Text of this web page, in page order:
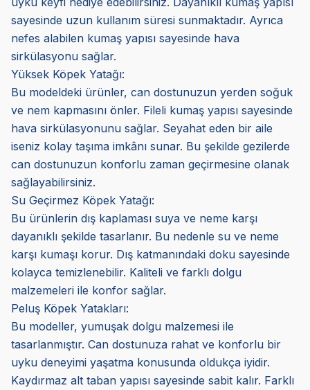
sayesinde uzun kullanım süresi sunmaktadır. Ayrıca
nefes alabilen kumaş yapısı sayesinde hava
sirkülasyonu sağlar.
Yüksek Köpek Yatağı:
Bu modeldeki ürünler, can dostunuzun yerden soğuk
ve nem kapmasını önler. Fileli kumaş yapısı sayesinde
hava sirkülasyonunu sağlar. Seyahat eden bir aile
iseniz kolay taşıma imkânı sunar. Bu şekilde gezilerde
can dostunuzun konforlu zaman geçirmesine olanak
sağlayabilirsiniz.
Su Geçirmez Köpek Yatağı:
Bu ürünlerin dış kaplaması suya ve neme karşı
dayanıklı şekilde tasarlanır. Bu nedenle su ve neme
karşı kumaşı korur. Dış katmanındaki doku sayesinde
kolayca temizlenebilir. Kaliteli ve farklı dolgu
malzemeleri ile konfor sağlar.
Peluş Köpek Yatakları:
Bu modeller, yumuşak dolgu malzemesi ile
tasarlanmıştır. Can dostunuza rahat ve konforlu bir
uyku deneyimi yaşatma konusunda oldukça iyidir.
Kaydırmaz alt taban yapısı sayesinde sabit kalır. Farklı